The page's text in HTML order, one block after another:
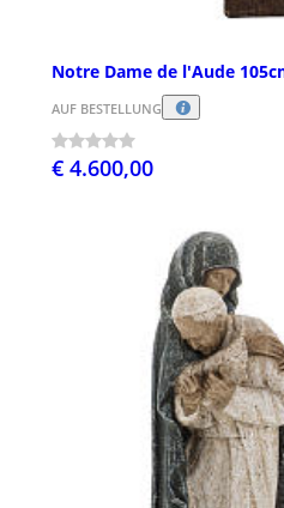
Notre Dame de l'Aude
AUF BESTELLUNG
€ 4.600,00